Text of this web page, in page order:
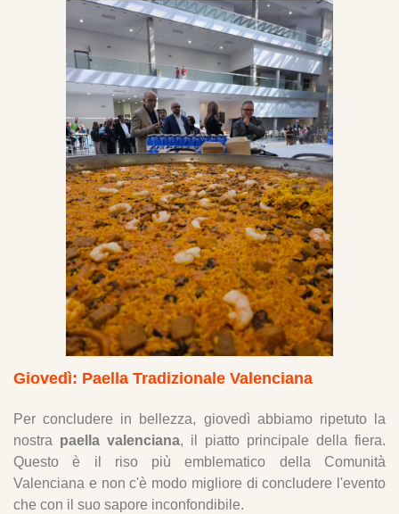
Giovedì: Paella Tradizionale Valenciana
Per concludere in bellezza, giovedì abbiamo ripetuto la
nostra paella valenciana, il piatto principale della fiera.
Questo è il riso più emblematico della Comunità
Valenciana e non c'è modo migliore di concludere l'evento
che con il suo sapore inconfondibile.